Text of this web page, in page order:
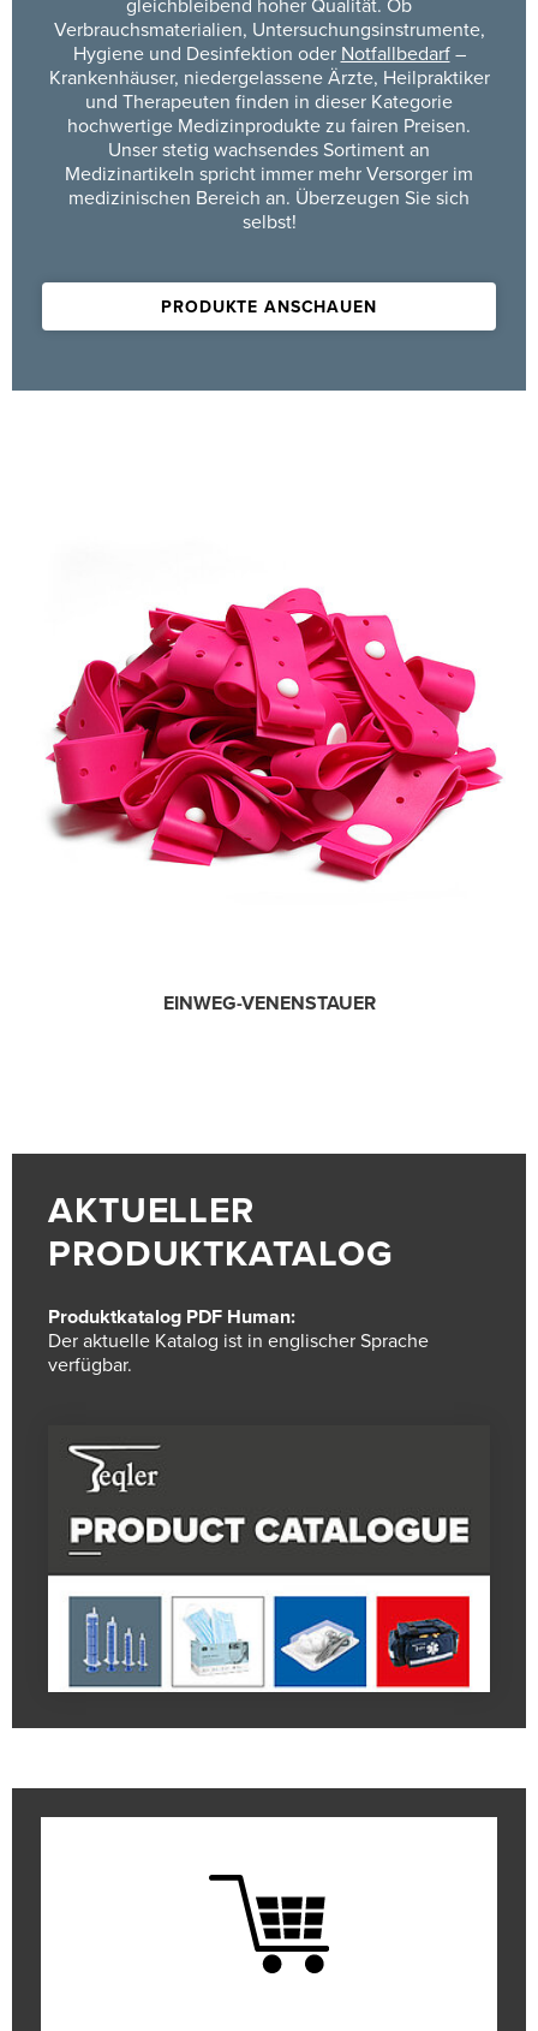
gleichbleibend hoher Qualität. Ob
Verbrauchsmaterialien, Untersuchungsinstrumente,
Hygiene und Desinfektion oder Notfallbedarf–
Krankenhäuser, niedergelassene Ärzte, Heilpraktiker
und Therapeuten finden in dieser Kategorie
hochwertige Medizinprodukte zu fairen Preisen.
Unser stetig wachsendes Sortiment an
Medizinartikeln spricht immer mehr Versorger im
medizinischen Bereich an. Überzeugen Sie sich
selbst!
PRODUKTE ANSCHAUEN
EINWEG-VENENSTAUER
AKTUELLER
PRODUKTKATALOG
Produktkatalog PDF Human:
Der aktuelle Katalog ist in englischer Sprache
verfügbar.